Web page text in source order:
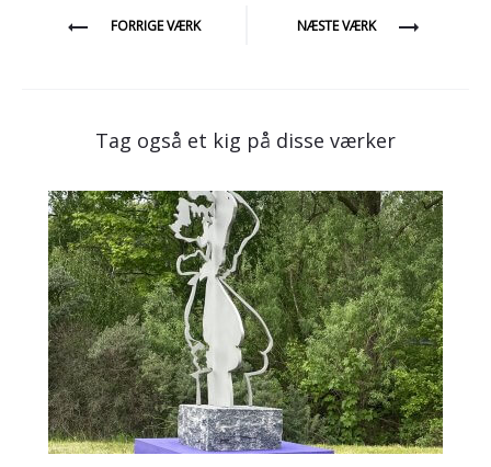
Indlægsnavigation
FORRIGE VÆRK NÆSTE VÆRK
Tag også et kig på disse værker